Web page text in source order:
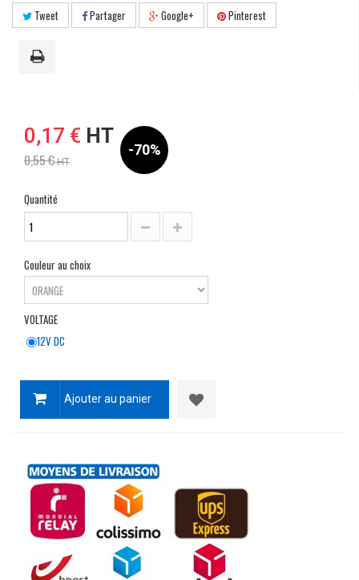
Tweet Partager Google+ Pinterest
0,17 € HT
0,55 €HT
-70%
Quantité
Couleur au choix
VOLTAGE
12V DC
Ajouter au panier